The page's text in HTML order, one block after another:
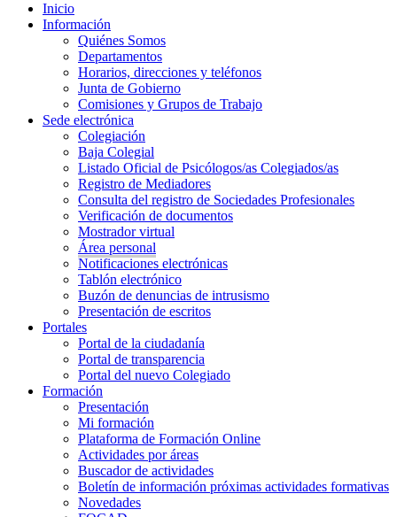
Inicio
Información
Quiénes Somos
Departamentos
Horarios, direcciones y teléfonos
Junta de Gobierno
Comisiones y Grupos de Trabajo
Sede electrónica
Colegiación
Baja Colegial
Listado Oficial de Psicólogos/as Colegiados/as
Registro de Mediadores
Consulta del registro de Sociedades Profesionales
Verificación de documentos
Mostrador virtual
Área personal
Notificaciones electrónicas
Tablón electrónico
Buzón de denuncias de intrusismo
Presentación de escritos
Portales
Portal de la ciudadanía
Portal de transparencia
Portal del nuevo Colegiado
Formación
Presentación
Mi formación
Plataforma de Formación Online
Actividades por áreas
Buscador de actividades
Boletín de información próximas actividades formativas
Novedades